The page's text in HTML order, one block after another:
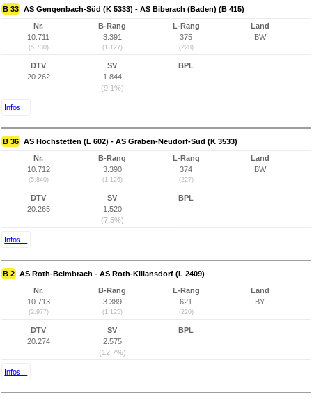
B 33 AS Gengenbach-Süd (K 5333) - AS Biberach (Baden) (B 415)
Nr.
10.711
(5.730)
B-Rang
3.391
(1.127)
L-Rang
375
(228)
Land
BW
DTV
20.262
SV
1.844
(9,1%)
BPL
Infos...
B 36 AS Hochstetten (L 602) - AS Graben-Neudorf-Süd (K 3533)
Nr.
10.712
(5.840)
B-Rang
3.390
(1.126)
L-Rang
374
(227)
Land
BW
DTV
20.265
SV
1.520
(7,5%)
BPL
Infos...
B 2 AS Roth-Belmbrach - AS Roth-Kiliansdorf (L 2409)
Nr.
10.713
(2.977)
B-Rang
3.389
(1.125)
L-Rang
621
(220)
Land
BY
DTV
20.274
SV
2.575
(12,7%)
BPL
Infos...